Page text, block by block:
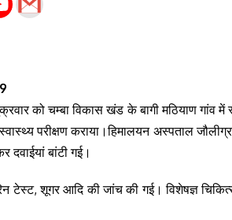
को चम्बा विकास खंड के बागी मठियाण गांव में
परीक्षण कराया।हिमालयन अस्पताल
दवाईयां बांटी गई।
टेस्ट, शूगर आदि की जांच की गई। विशेषज्ञ